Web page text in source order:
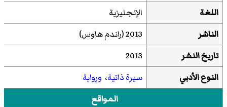
الإنجليزية
النشر
الأدبي
سيرة ذاتية،ورواية
المواقع